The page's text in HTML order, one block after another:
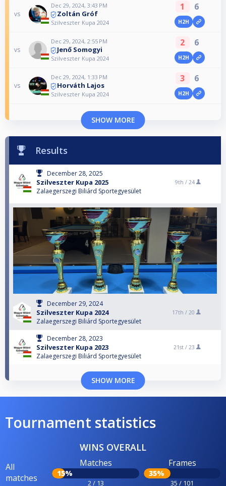
vs
Dec 29, 2024, 3:43 PM
Zoltán Gróf
Szilveszter Kupa 2024
1 6
H2H
vs
Dec 29, 2024, 2:55 PM
Jenő Somogyi
Szilveszter Kupa 2024
2 6
H2H
vs
Dec 29, 2024, 1:33 PM
Horváth Lajos
Szilveszter Kupa 2024
3 6
H2H
SHOW MORE
Results
December 28, 2025
Szilveszter Kupa 2025
Zalaegerszegi Biliárd Sportegyesület
9th / 24
December 29, 2024
Szilveszter Kupa 2024
Zalaegerszegi Biliárd Sportegyesület
17th / 20
December 28, 2023
Szilveszter Kupa 2023
Zalaegerszegi Biliárd Sportegyesület
21st / 23
SHOW MORE
Tournament statistics
WINS OVERALL
All
matches
Matches
15%
2 / 13
Frames
35%
35 / 101